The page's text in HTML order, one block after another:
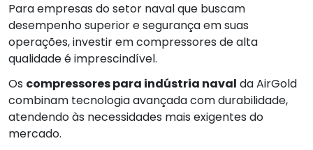
Para empresas do setor naval que buscam
desempenho superior e segurança em suas
operações, investir em compressores de alta
qualidade é imprescindível.
Os compressores para indústria naval da AirGold
combinam tecnologia avançada com durabilidade,
atendendo às necessidades mais exigentes do
mercado.